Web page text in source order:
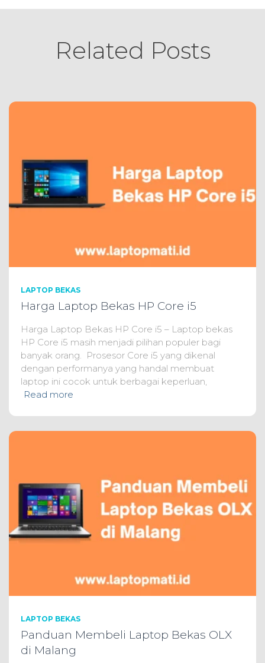
Related Posts
LAPTOP BEKAS
Harga Laptop Bekas HP Core i5
Harga Laptop Bekas HP Core i5 – Laptop bekas
HP Core i5 masih menjadi pilihan populer bagi
banyak orang. Prosesor Core i5 yang dikenal
dengan performanya yang handal membuat
laptop ini cocok untuk berbagai keperluan,
Read more
LAPTOP BEKAS
Panduan Membeli Laptop Bekas OLX
di Malang